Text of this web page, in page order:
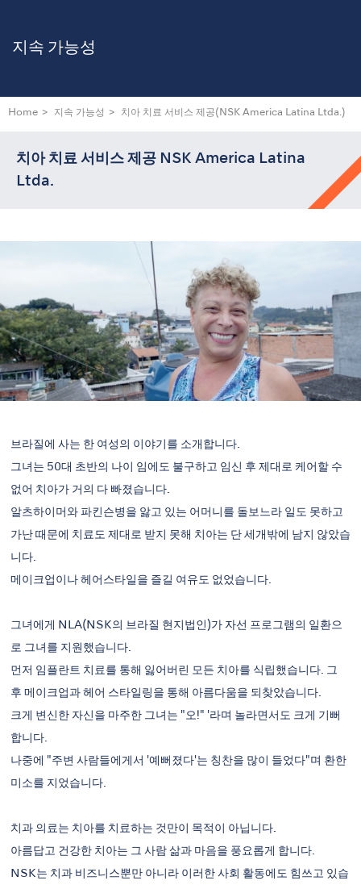
지속 가능성
Home 지속 가능성 치아 치료 서비스 제공(NSK America Latina Ltda.)
치아 치료 서비스 제공 NSK America Latina
Ltda.
브라질에 사는 한 여성의 이야기를 소개합니다.
그녀는 50대 초반의 나이 임에도 불구하고 임신 후 제대로 케어할 수
없어 치아가 거의 다 빠졌습니다.
알츠하이머와 파킨슨병을 앓고 있는 어머니를 돌보느라 일도 못하고
가난 때문에 치료도 제대로 받지 못해 치아는 단 세개밖에 남지 않았습
니다.
메이크업이나 헤어스타일을 즐길 여유도 없었습니다.
그녀에게 NLA(NSK의 브라질 현지법인)가 자선 프로그램의 일환으
로 그녀를 지원했습니다.
먼저 임플란트 치료를 통해 잃어버린 모든 치아를 식립했습니다. 그
후 메이크업과 헤어 스타일링을 통해 아름다움을 되찾았습니다.
크게 변신한 자신을 마주한 그녀는 "오!" '라며 놀라면서도 크게 기뻐
합니다.
나중에 "주변 사람들에게서 '예뻐졌다'는 칭찬을 많이 들었다"며 환한
미소를 지었습니다.
치과 의료는 치아를 치료하는 것만이 목적이 아닙니다.
아름답고 건강한 치아는 그 사람 삶과 마음을 풍요롭게 합니다.
NSK는 치과 비즈니스뿐만 아니라 이러한 사회 활동에도 힘쓰고 있습